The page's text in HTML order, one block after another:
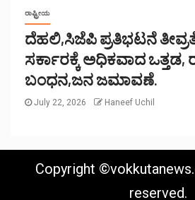
ರಾಷ್ಟ್ರೀಯ
ದೆಹಲಿ,ಸಿಜೆಪಿ ಪ್ರತಿಭಟನೆ
ಸರ್ಕಾರಕ್ಕೆ ಅಧಿಕವಾದ ಒತ್ತಡ,
ಬಂಧನ,ಜನ ಜಮಾವಣೆ.
July 22, 2026 Haneef Uchil
Copyright
reserved.